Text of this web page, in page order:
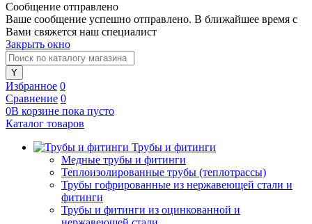
Сообщение отправлено
Ваше сообщение успешно отправлено. В ближайшее время с
Вами свяжется наш специалист
Закрыть окно
Избранное 0
Сравнение 0
0В корзине пока пусто
Каталог товаров
Трубы и фитинги
Медные трубы и фитинги
Теплоизолированные трубы (теплотрассы)
Трубы гофрированные из нержавеющей стали и
фитинги
Трубы и фитинги из оцинкованной и